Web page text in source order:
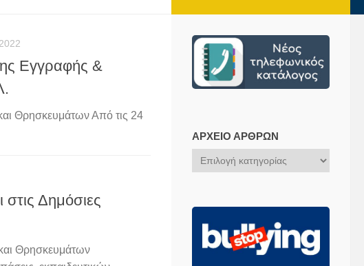
Εγγραφής &
Θρησκευμάτων Από τις 24
Δημόσιες
Θρησκευμάτων
ΑΡΧΕΊΟ ΆΡΘΡΩΝ
Αρχείο
Άρθρων